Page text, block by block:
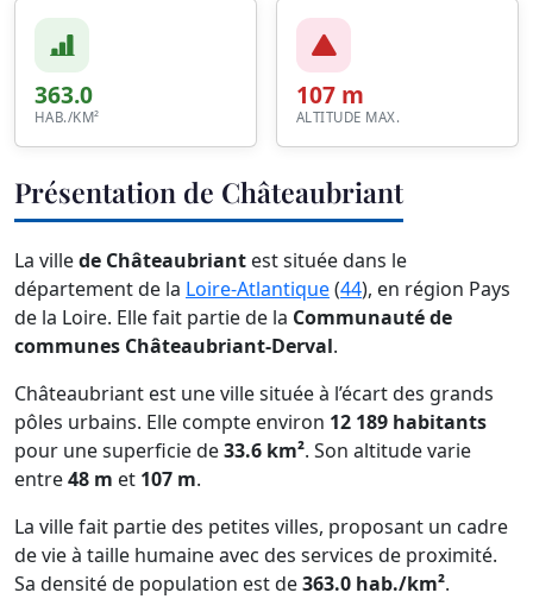
363.0
HAB./KM²
107 m
ALTITUDE MAX.
Présentation de Châteaubriant
La villede Châteaubriant est située dans le
département de la Loire-Atlantique(44), en région Pays
de la Loire. Elle fait partie de la Communauté de
communes Châteaubriant-Derval.
Châteaubriant est une ville située à l’écart des grands
pôles urbains. Elle compte environ 12 189 habitants
pour une superficie de33.6 km². Son altitude varie
entre48 m et 107 m.
La ville fait partie des petites villes, proposant un cadre
de vie à taille humaine avec des services de proximité.
Sa densité de population est de363.0 hab./km².